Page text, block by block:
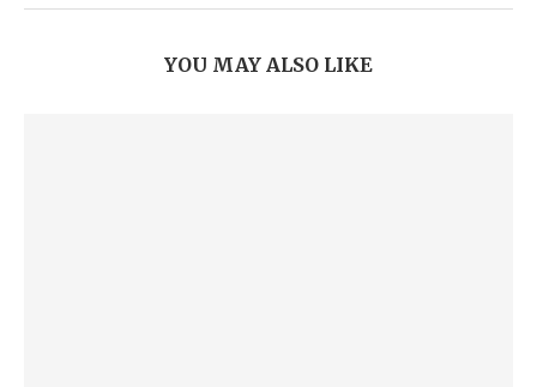
YOU MAY ALSO LIKE